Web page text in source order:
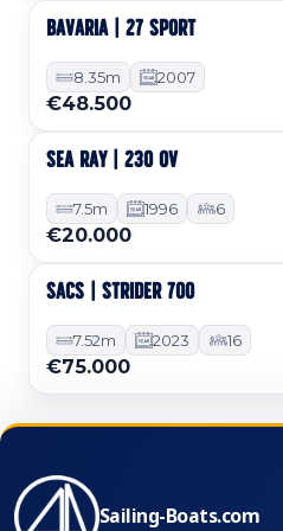
Occasion
BAVARIA | 27 SPORT
8.35m 2007
€48.500
Occasion
SEA RAY | 230 OV
7.5m 1996 6
€20.000
Occasion
SACS | STRIDER 700
7.52m 2023 16
€75.000
Sailing-Boats.com